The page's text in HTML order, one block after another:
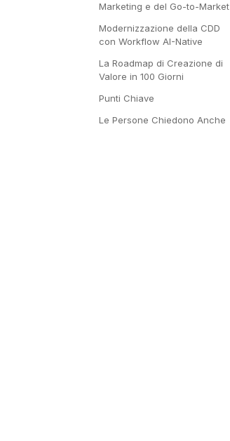
Marketing e del Go-to-Market
Modernizzazione della CDD
con Workflow AI-Native
La Roadmap di Creazione di
Valore in 100 Giorni
Punti Chiave
Le Persone Chiedono Anche